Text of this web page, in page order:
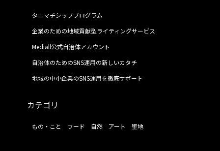
タニマチシッププログラム
企業のための地域貢献型ライティングサービス
Mediall公式自治体アカウント
自治体のためのSNS運用の新しいカタチ
地域の中小企業のSNS運用を徹底サポート
カテゴリ
もの・こと フード 自然 アート 聖地